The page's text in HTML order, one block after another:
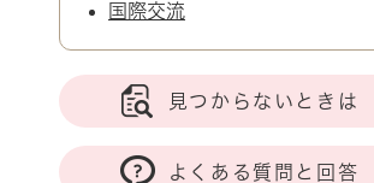
国際交流
見つからないときは
よくある質問と回答